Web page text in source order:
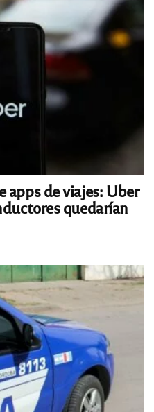
apps de viajes: Uber
quedarían